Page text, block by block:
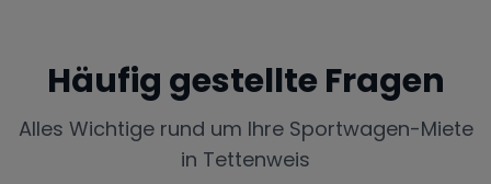
Häufig gestellte Fragen
Alles Wichtige rund um Ihre Sportwagen-Miete
in Tettenweis